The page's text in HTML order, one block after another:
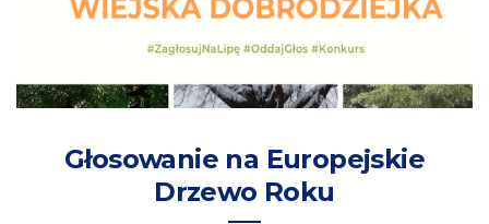
Głosowanie na Europejskie
Drzewo Roku